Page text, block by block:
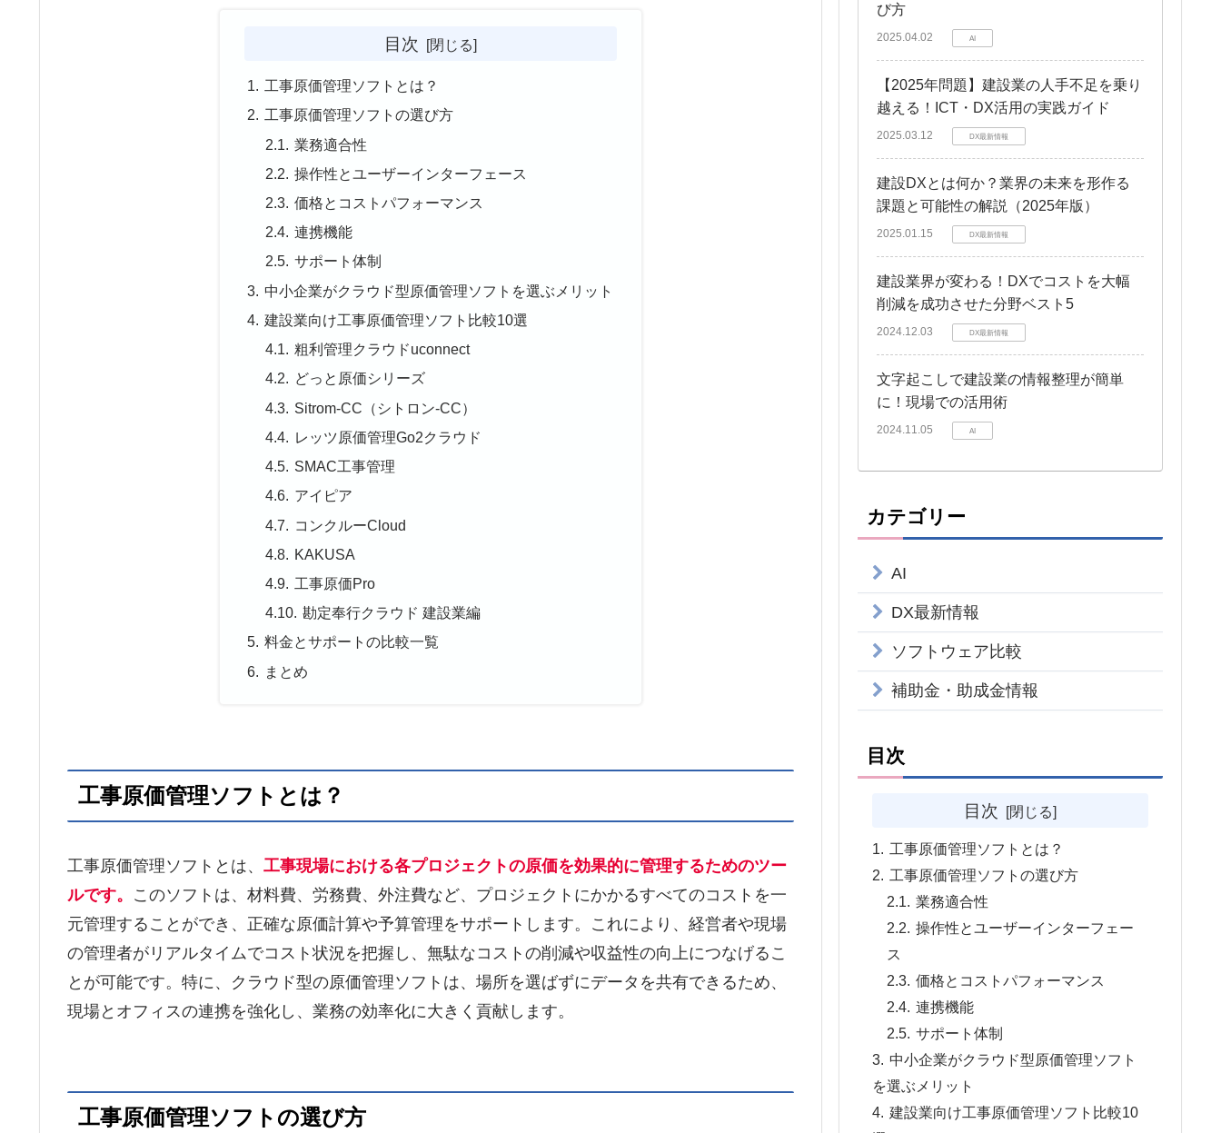
目次
工事原価管理ソフトとは？
工事原価管理ソフトの選び方
業務適合性
操作性とユーザーインターフェース
価格とコストパフォーマンス
連携機能
サポート体制
中小企業がクラウド型原価管理ソフトを選ぶメリット
建設業向け工事原価管理ソフト比較10選
粗利管理クラウドuconnect
どっと原価シリーズ
Sitrom-CC（シトロン-CC）
レッツ原価管理Go2クラウド
SMAC工事管理
アイピア
コンクルーCloud
KAKUSA
工事原価Pro
勘定奉行クラウド 建設業編
料金とサポートの比較一覧
まとめ
工事原価管理ソフトとは？
工事原価管理ソフトとは、 工事現場における各プロジェクトの原価を効果的に管理するためのツー
ルです。 このソフトは、材料費、労務費、外注費など、プロジェクトにかかるすべてのコストを一
元管理することができ、正確な原価計算や予算管理をサポートします。これにより、経営者や現場
の管理者がリアルタイムでコスト状況を把握し、無駄なコストの削減や収益性の向上につなげるこ
とが可能です。特に、クラウド型の原価管理ソフトは、場所を選ばずにデータを共有できるため、
現場とオフィスの連携を強化し、業務の効率化に大きく貢献します。
工事原価管理ソフトの選び方
び方
2025.04.02 AI
【2025年問題】建設業の人手不足を乗り
越える！ICT・DX活用の実践ガイド
2025.03.12 DX最新情報
建設DXとは何か？業界の未来を形作る
課題と可能性の解説（2025年版）
2025.01.15 DX最新情報
建設業界が変わる！DXでコストを大幅
削減を成功させた分野ベスト5
2024.12.03 DX最新情報
文字起こしで建設業の情報整理が簡単
に！現場での活用術
2024.11.05 AI
カテゴリー
AI
DX最新情報
ソフトウェア比較
補助金・助成金情報
目次
目次
工事原価管理ソフトとは？
工事原価管理ソフトの選び方
業務適合性
操作性とユーザーインターフェー
ス
価格とコストパフォーマンス
連携機能
サポート体制
中小企業がクラウド型原価管理ソフト
を選ぶメリット
建設業向け工事原価管理ソフト比較10